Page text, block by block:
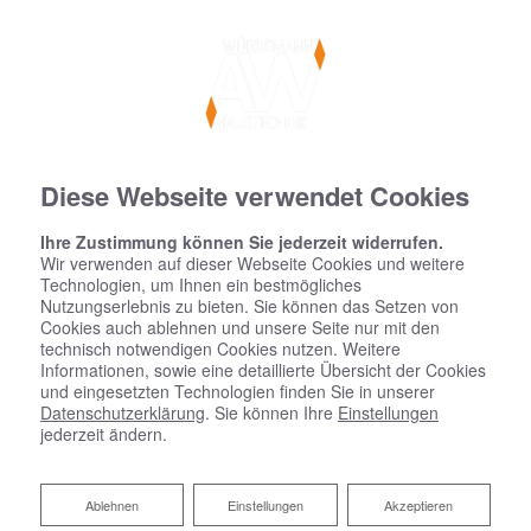
Diese Webseite verwendet Cookies
Ihre Zustimmung können Sie jederzeit widerrufen.
Wir verwenden auf dieser Webseite Cookies und weitere
Technologien, um Ihnen ein bestmögliches
Nutzungserlebnis zu bieten. Sie können das Setzen von
Cookies auch ablehnen und unsere Seite nur mit den
technisch notwendigen Cookies nutzen. Weitere
Informationen, sowie eine detaillierte Übersicht der Cookies
und eingesetzten Technologien finden Sie in unserer
Datenschutzerklärung. Sie können Ihre Einstellungen
jederzeit ändern.
Akzeptieren
Einstellungen
Ablehnen
Ablehnen